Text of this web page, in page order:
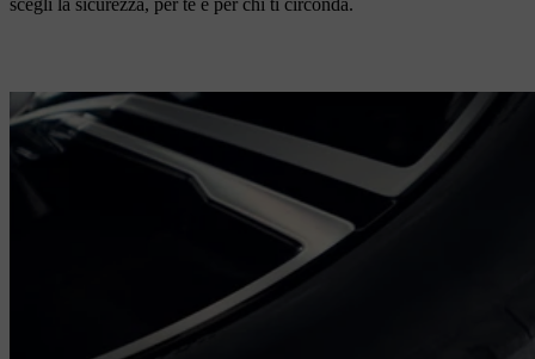
scegli la sicurezza, per te e per chi ti circonda.